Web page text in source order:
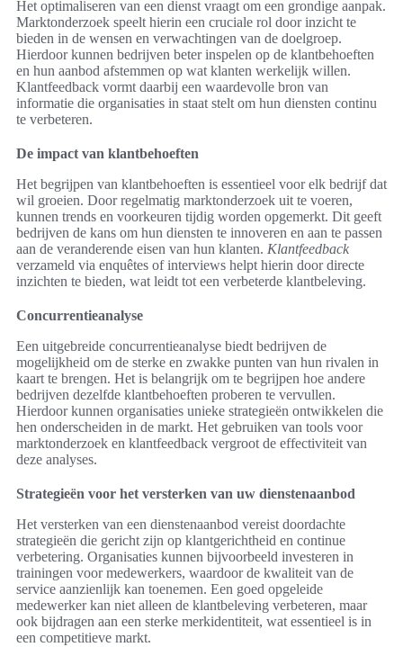
Het optimaliseren van een dienst vraagt om een grondige aanpak.
Marktonderzoek speelt hierin een cruciale rol door inzicht te
bieden in de wensen en verwachtingen van de doelgroep.
Hierdoor kunnen bedrijven beter inspelen op de klantbehoeften
en hun aanbod afstemmen op wat klanten werkelijk willen.
Klantfeedback vormt daarbij een waardevolle bron van
informatie die organisaties in staat stelt om hun diensten continu
te verbeteren.
De impact van klantbehoeften
Het begrijpen van klantbehoeften is essentieel voor elk bedrijf dat
wil groeien. Door regelmatig marktonderzoek uit te voeren,
kunnen trends en voorkeuren tijdig worden opgemerkt. Dit geeft
bedrijven de kans om hun diensten te innoveren en aan te passen
aan de veranderende eisen van hun klanten. Klantfeedback
verzameld via enquêtes of interviews helpt hierin door directe
inzichten te bieden, wat leidt tot een verbeterde klantbeleving.
Concurrentieanalyse
Een uitgebreide concurrentieanalyse biedt bedrijven de
mogelijkheid om de sterke en zwakke punten van hun rivalen in
kaart te brengen. Het is belangrijk om te begrijpen hoe andere
bedrijven dezelfde klantbehoeften proberen te vervullen.
Hierdoor kunnen organisaties unieke strategieën ontwikkelen die
hen onderscheiden in de markt. Het gebruiken van tools voor
marktonderzoek en klantfeedback vergroot de effectiviteit van
deze analyses.
Strategieën voor het versterken van uw dienstenaanbod
Het versterken van een dienstenaanbod vereist doordachte
strategieën die gericht zijn op klantgerichtheid en continue
verbetering. Organisaties kunnen bijvoorbeeld investeren in
trainingen voor medewerkers, waardoor de kwaliteit van de
service aanzienlijk kan toenemen. Een goed opgeleide
medewerker kan niet alleen de klantbeleving verbeteren, maar
ook bijdragen aan een sterke merkidentiteit, wat essentieel is in
een competitieve markt.